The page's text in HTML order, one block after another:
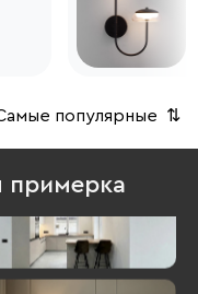
популярные ⇅
примерка